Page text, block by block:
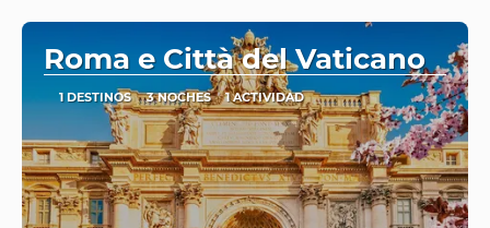
Roma e Città del Vaticano
1 DESTINOS 3 NOCHES 1 ACTIVIDAD